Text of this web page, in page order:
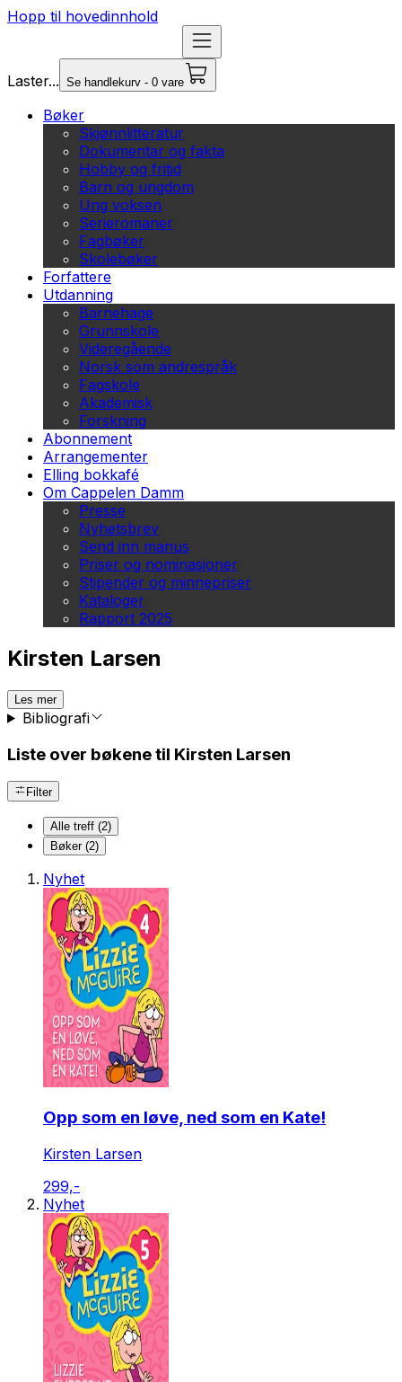
Hopp til hovedinnhold
Laster... Se handlekurv - 0 vare
Bøker
Skjønnlitteratur
Dokumentar og fakta
Hobby og fritid
Barn og ungdom
Ung voksen
Serieromaner
Fagbøker
Skolebøker
Forfattere
Utdanning
Barnehage
Grunnskole
Videregående
Norsk som andrespråk
Fagskole
Akademisk
Forskning
Abonnement
Arrangementer
Elling bokkafé
Om Cappelen Damm
Presse
Nyhetsbrev
Send inn manus
Priser og nominasjoner
Stipender og minnepriser
Kataloger
Rapport 2025
Kirsten Larsen
Les mer
Bibliografi
Liste over bøkene til Kirsten Larsen
Filter
Alle treff (2)
Bøker (2)
Nyhet
Opp som en løve, ned som en Kate!
Kirsten Larsen
299,-
Nyhet